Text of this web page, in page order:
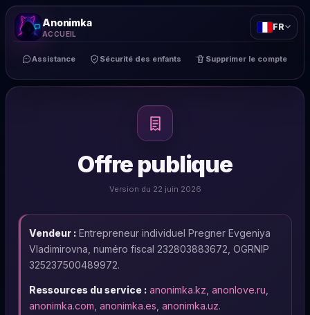
Anonimka
ACCUEIL
Assistance Sécurité des enfants Supprimer le compte
Offre publique
Version du 22 juin 2026
Vendeur : Entrepreneur individuel Pregner Evgeniya
Vladimirovna, numéro fiscal 232803883672, OGRNIP
325237500489972.
Ressources du service : anonimka.kz anonlove.ru
anonimka.com anonimka.es anonimka.uz.
FR